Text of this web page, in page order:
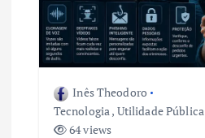
Inês Theodoro
Tecnologia, Utilidade Pública
64 views